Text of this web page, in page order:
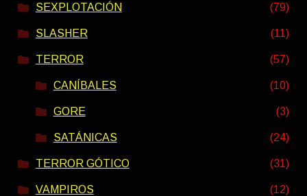
SEXPLOTACIÓN (79)
SLASHER (11)
TERROR (57)
CANÍBALES (10)
GORE (3)
SATÁNICAS (24)
TERROR GÓTICO (31)
VAMPIROS (12)